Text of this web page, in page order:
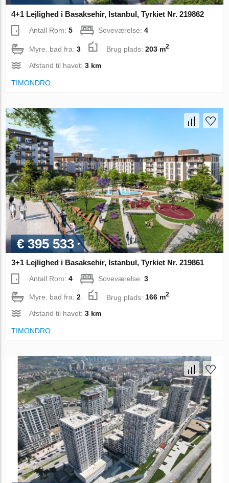
4+1 Lejlighed i Basaksehir, Istanbul, Tyrkiet Nr. 219862
Antall Rom:5 Soveværelse:4
Myre. bad fra:3 Brug plads:203 m2
Afstand til havet:3 km
TIMONDRO
€ 395 533
3+1 Lejlighed i Basaksehir, Istanbul, Tyrkiet Nr. 219861
Antall Rom:4 Soveværelse:3
Myre. bad fra:2 Brug plads:166 m2
Afstand til havet:3 km
TIMONDRO